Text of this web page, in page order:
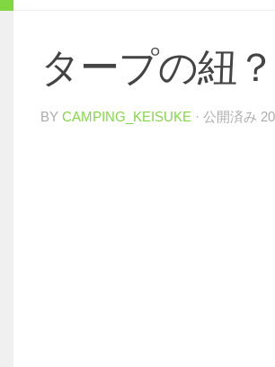
タープの紐
BY CAMPING_KEISUKE · 公開済み